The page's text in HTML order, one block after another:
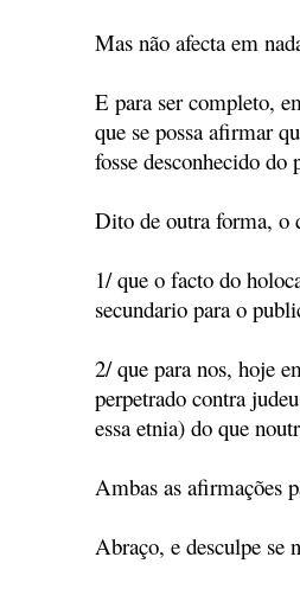
Mas não afecta em
E para ser completo,
que se possa afirmar
fosse desconhecido
Dito de outra forma, o
1/ que o facto do
secundario para o
2/ que para nos, hoje
perpetrado contra
essa etnia) do que
Ambas as afirmações
Abraço, e desculpe se